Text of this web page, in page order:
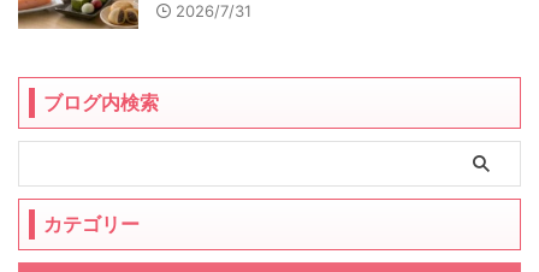
2026/7/31
ブログ内検索
カテゴリー